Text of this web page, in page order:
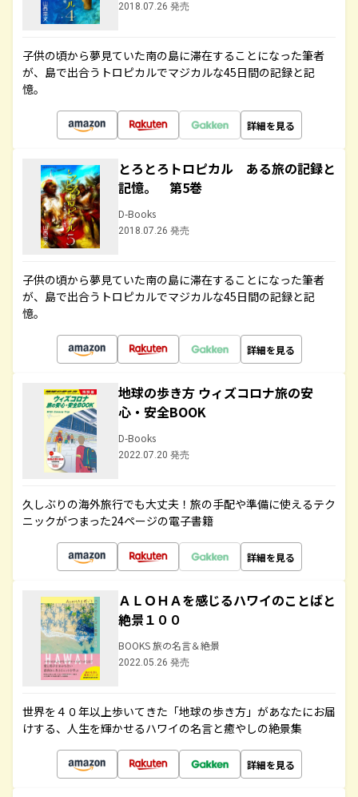
2018.07.26 発売
子供の頃から夢見ていた南の島に滞在することになった筆者
が、島で出合うトロピカルでマジカルな45日間の記録と記
憶。
詳細を見る
とろとろトロピカル ある旅の記録と
記憶。 第5巻
D-Books
2018.07.26 発売
子供の頃から夢見ていた南の島に滞在することになった筆者
が、島で出合うトロピカルでマジカルな45日間の記録と記
憶。
詳細を見る
地球の歩き方 ウィズコロナ旅の安
心・安全BOOK
D-Books
2022.07.20 発売
久しぶりの海外旅行でも大丈夫！旅の手配や準備に使えるテク
ニックがつまった24ページの電子書籍
詳細を見る
ＡＬＯＨＡを感じるハワイのことばと
絶景１００
BOOKS 旅の名言＆絶景
2022.05.26 発売
世界を４０年以上歩いてきた「地球の歩き方」があなたにお届
けする、人生を輝かせるハワイの名言と癒やしの絶景集
詳細を見る